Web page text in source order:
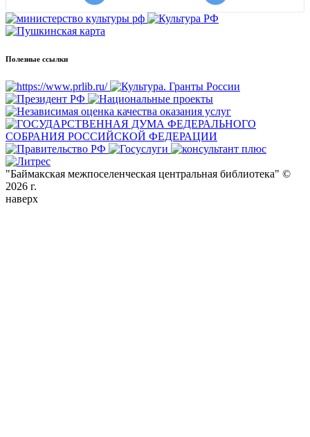
Полезные ссылки
"Баймакская межпоселенческая центральная библиотека" ©
2026 г.
наверх